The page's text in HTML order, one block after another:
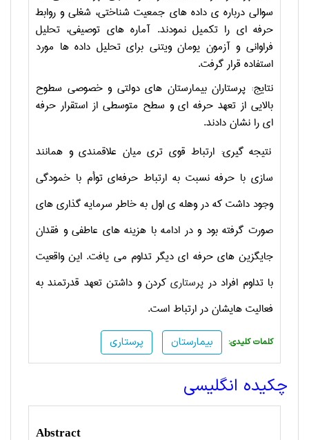
سوالی درباره ی داده های جمعیت شناختی، شغلی و روابط
حرفه ای را تکمیل نمودند. آماره های توصیفی، تحلیل
فراوانی و آزمون یومان ویتنی برای تحلیل داده ها مورد
استفاده قرار گرفت.
نتایج: پرستاران بیمارستان های دولتی و خصوصی سطوح
بالایی از تعهد حرفه ای و سطح متوسطی از استقرار حرفه
ای را نشان دادند.
نتیجه گیری: ارتباط قوی تری میان علاقمندی و همانند
سازی با حرفه نسبت به ارتباط حرفه‌ای توأم با خمودگی
وجود داشت که در وهله ی اول به خاطر سرمایه گذاری های
صورت گرفته بود و در ادامه با هزینه های عاطفی و فقدان
جایگزین های حرفه ای دیگر تداوم می یافت. این واقعیت
با تداوم افراد در پرستاریکردن و داشتن تعهد قدرتمند به
فعالیت هایشان در ارتباط است.
پرستاری بیمارستان :کلمات کلیدی
چکیده انگلیسی
Abstract